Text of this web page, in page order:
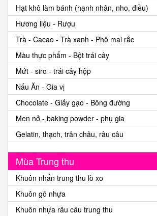
Hạt khô làm bánh (hạnh nhân, nho, điều)
Hương liệu - Rượu
Trà - Cacao - Trà xanh - Phô mai rắc
Màu thực phẩm - Bột trái cây
Mứt - siro - trái cây hộp
Nấu Ăn - Gia vị
Chocolate - Giấy gạo - Bông đường
Men nở - baking powder - phụ gia
Gelatin, thạch, trân châu, râu câu
Mùa Trung thu
Khuôn nhấn trung thu lò xo
Khuôn gõ nhựa
Khuôn nhựa râu câu trung thu